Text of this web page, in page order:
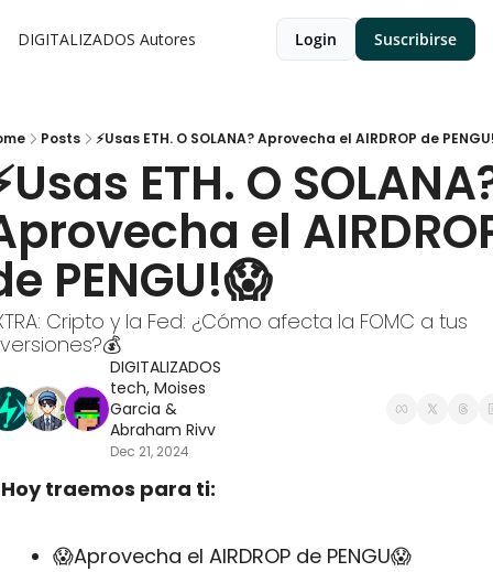
DIGITALIZADOS Autores Login Suscribirse
Posts ⚡Usas ETH. O SOLANA? Aprovecha el AIRDROP de
ETH. O
el
PENGU!😱
Cripto y la Fed: ¿Cómo afecta la FOMC a tus
DIGITALIZADOS
tech, Moises
Garcia
&
Abraham Rivv
Dec 21, 2024
Hoy traemos para ti:
😱Aprovecha el AIRDROP de PENGU😱